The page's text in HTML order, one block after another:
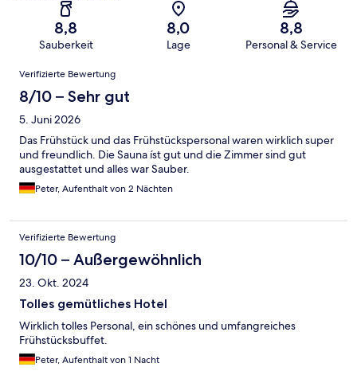
8,8
Sauberkeit
8,0
Lage
8,8
Personal & Service
Bewertungen
Verifizierte Bewertung
8/10 – Sehr gut
5. Juni 2026
Das Frühstück und das Frühstückspersonal waren wirklich super
und freundlich. Die Sauna íst gut und die Zimmer sind gut
ausgestattet und alles war Sauber.
Peter, Aufenthalt von 2 Nächten
Verifizierte Bewertung
10/10 – Außergewöhnlich
23. Okt. 2024
Tolles gemütliches Hotel
Wirklich tolles Personal, ein schönes und umfangreiches
Frühstücksbuffet.
Peter, Aufenthalt von 1 Nacht